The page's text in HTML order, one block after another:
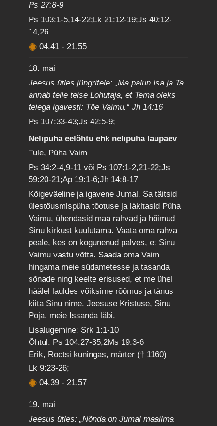
Ps 27:8-9
Ps 103:1-5,14-22;Lk 21:12-19;Js 40:12-
14,26
04.41-21.55
18. mai
Jeesus ütles jüngritele: „Ma palun Isa ja Ta
annab teile teise Lohutaja, et Tema oleks
teiega igavesti: Tõe Vaimu.“ Jh 14:16
Ps 107:33-43;Js 42:5-9;
Nelipüha eelõhtu ehk nelipüha laupäev
Tule, Püha Vaim
Ps 34:2-4,9-11 või Ps 107:1-2,21-22;Js
59:20-21;Ap 19:1-6;Jh 14:8-17
Kõigeväeline ja igavene Jumal, Sa täitsid
ülestõusmispüha tõotuse ja läkitasid Püha
Vaimu, ühendasid maa rahvad ja hõimud
Sinu kirkust kuulutama. Vaata oma rahva
peale, kes on kogunenud palves, et Sinu
Vaimu vastu võtta. Saada oma Vaim
hingama meie südametesse ja tasanda
sõnade ning keelte erisused, et me ühel
häälel lauldes võiksime rõõmus ja tänus
kiita Sinu nime. Jeesuse Kristuse, Sinu
Poja, meie Issanda läbi.
Lisalugemine: Srk 1:1-10
Õhtul: Ps 104:27-35;2Ms 19:3-6
Erik, Rootsi kuningas, märter († 1160)
Lk 9:23-26;
04.39-21.57
19. mai
Jeesus ütles: „Nõnda on Jumal maailma